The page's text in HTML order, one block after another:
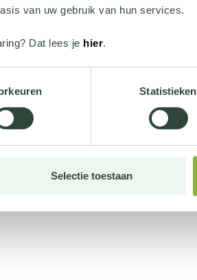
van uw gebruik van hun services.
Dat lees je hier.
Statistieken
Selectie toestaan